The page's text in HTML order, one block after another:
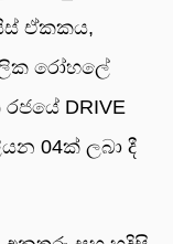
ඒකකය,
රෝහලේ
DRIVE
04ක් ලබා දී